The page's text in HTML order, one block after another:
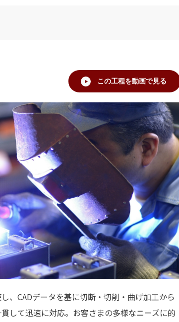
この工程を動画で見る
、CADデータを基に切断・切削・曲げ加工から
して迅速に対応。お客さまの多様なニーズに的